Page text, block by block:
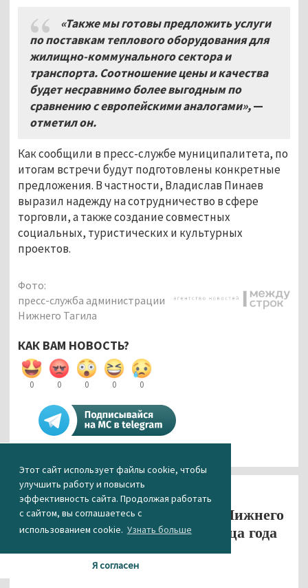
Этот сайт использует файлы cookie, чтобы
улучшить работу и повысить
эффективность сайта. Продолжая работать
с сайтом, вы соглашаетесь с
использованием cookie. Узнать больше
Я согласен
«Также мы готовы предложить услуги
по поставкам теплового оборудования для
жилищно-коммунального сектора и
транспорта. Соотношение цены и качества
будет несравнимо более выгодным по
сравнению с европейскими аналогами»,—
отметил он.
Как сообщили в пресс-службе муниципалитета, по
итогам встречи будут подготовлены конкретные
предложения. В частности, Владислав Пинаев
выразил надежду на сотрудничество в сфере
торговли, а также создание совместных
социальных, туристических и культурных
проектов.
Фото:
пресс-служба администрации
Нижнего Тагила
КАК ВАМ НОВОСТЬ?
0 0 0 0 0
Афиша
Постамент под Т-34 в центре Нижнего
Тагила отремонтируют до конца года
на деньги спонсора